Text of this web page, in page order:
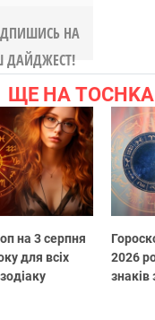
НА
ДАЙДЖЕСТ!
ЩЕ НА
на 3 серпня
для всіх
2026
знаків